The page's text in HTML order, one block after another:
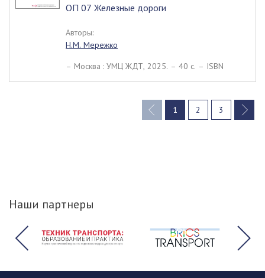
ОП 07 Железные дороги
Авторы:
Н.М. Мережко
– Москва : УМЦ ЖДТ, 2025. – 40 c. – ISBN
1(current)
2 3
Наши партнеры